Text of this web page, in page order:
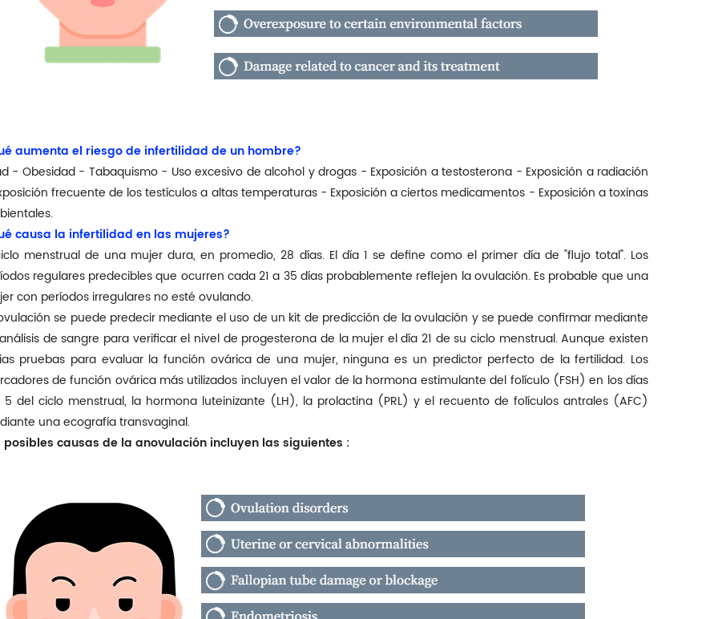
aumenta el riesgo de infertilidad de un hombre?
- Obesidad - Tabaquismo - Uso excesivo de alcohol y drogas - Exposición a testosterona - Exposición a radiación
frecuente de los testículos a altas temperaturas - Exposición a ciertos medicamentos - Exposición a toxinas
causa la infertilidad en las mujeres?
menstrual de una mujer dura, en promedio, 28 días. El día 1 se define como el primer día de "flujo total". Los
regulares predecibles que ocurren cada 21 a 35 días probablemente reflejen la ovulación. Es probable que una
con períodos irregulares no esté ovulando.
se puede predecir mediante el uso de un kit de predicción de la ovulación y se puede confirmar mediante
de sangre para verificar el nivel de progesterona de la mujer el día 21 de su ciclo menstrual. Aunque existen
pruebas para evaluar la función ovárica de una mujer, ninguna es un predictor perfecto de la fertilidad. Los
de función ovárica más utilizados incluyen el valor de la hormona estimulante del folículo (FSH) en los días
del ciclo menstrual, la hormona luteinizante (LH), la prolactina (PRL) y el recuento de folículos antrales (AFC)
una ecografía transvaginal.
posibles causas de la anovulación incluyen las siguientes :